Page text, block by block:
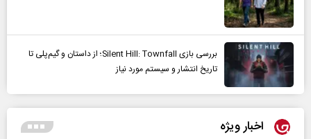
بررسی بازی Silent Hill: Townfall؛ از داستان و گیم‌پلی تا
تاریخ انتشار و سیستم مورد نیاز
اخبار ویژه